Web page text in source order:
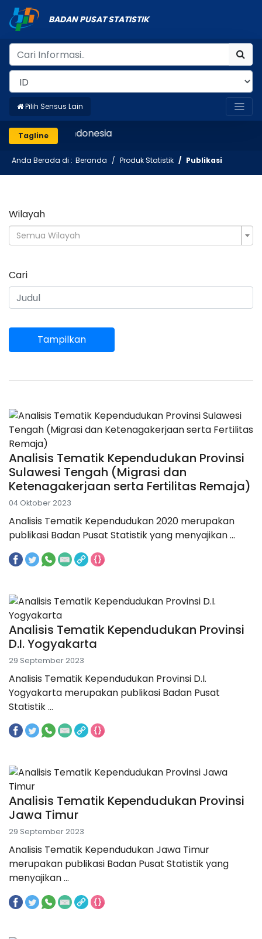
BADAN PUSAT STATISTIK
Pilih Sensus Lain
Tagline
Mencatat Indonesia
Anda Berada di : Beranda Produk Statistik Publikasi
Wilayah
Semua Wilayah
Cari
Tampilkan
Analisis Tematik Kependudukan Provinsi
Sulawesi Tengah (Migrasi dan
Ketenagakerjaan serta Fertilitas Remaja)
04 Oktober 2023
Analisis Tematik Kependudukan 2020 merupakan
publikasi Badan Pusat Statistik yang menyajikan ...
Analisis Tematik Kependudukan Provinsi
D.I. Yogyakarta
29 September 2023
Analisis Tematik Kependudukan Provinsi D.I.
Yogyakarta merupakan publikasi Badan Pusat
Statistik ...
Analisis Tematik Kependudukan Provinsi
Jawa Timur
29 September 2023
Analisis Tematik Kependudukan Jawa Timur
merupakan publikasi Badan Pusat Statistik yang
menyajikan ...